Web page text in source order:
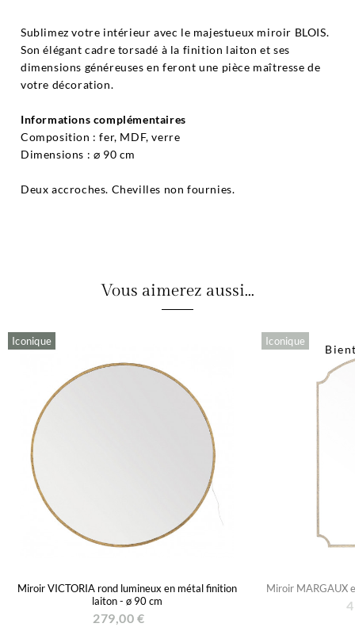
Sublimez votre intérieur avec le majestueux miroir BLOIS.
Son élégant cadre torsadé à la finition laiton et ses
dimensions généreuses en feront une pièce maîtresse de
votre décoration.
Informations complémentaires
Composition : fer, MDF, verre
Dimensions : ⌀ 90 cm
Deux accroches. Chevilles non fournies.
Vous aimerez aussi...
Iconique
Miroir VICTORIA rond lumineux en métal finition
laiton - ø 90 cm
279,00 €
Iconique
Miroir MARGAUX